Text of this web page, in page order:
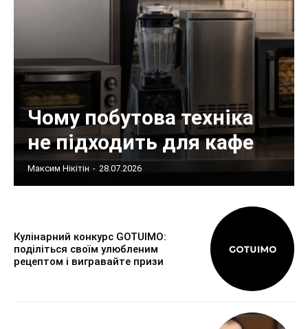
Чому побутова техніка
не підходить для кафе
Максим Нікітін - 28.07.2026
Кулінарний конкурс GOTUIMO:
поділіться своїм улюбленим
рецептом і вигравайте призи